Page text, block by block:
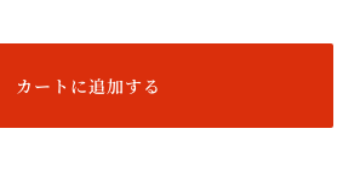
カートに追加する